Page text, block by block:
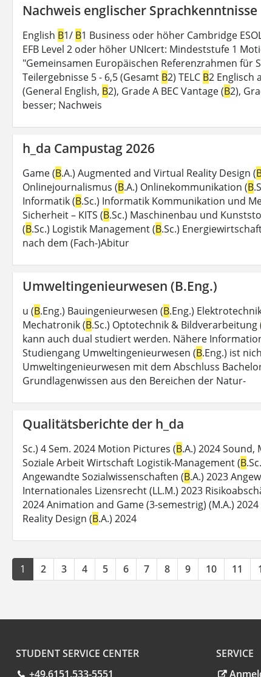
Nachweis englischer Sprachkenntnisse
English B1/ B1 Business oder höher Cambridge
EFB Level 2 oder höher UNIcert: Mindeststufe 1
"Gemeinsamen Europäischen Referenzrahmen für
Teilergebnisse 5 - 6,5 (Gesamt B2) TELC B2 Englisch
(General English, B2), Grade A BEC Vantage (B2),
besser; Nachweis
h_da Campustag 2026
Game (B.A.) Augmented and Virtual Reality Design (
Onlinejournalismus (B.A.) Onlinekommunikation (B
Informatik (B.Sc.) Informatik Kommunikation und
Sicherheit – KITS (B.Sc.) Maschinenbau und
(B.Sc.) Logistik Management (B.Sc.)
nach dem (Fach-)Abitur
Umweltingenieurwesen (B.Eng.)
u (B.Eng.) Bauingenieurwesen (B.Eng.)
Mechatronik (B.Sc.) Optotechnik & Bildverarbeitung
kann auch dual studiert werden. Nähere
Studiengang Umweltingenieurwesen (B.Eng.) ist
Umweltingenieurwesen mit dem Abschluss
Grundlagenwissen aus den Bereichen der Natur-
Qualitätsberichte der h_da
Sc.) 4 Sem. 2024 Motion Pictures (B.A.) 2024
Soziale Arbeit Wirtschaft Logistik-Management (B
Angewandte Sozialwissenschaften (B.A.) 2023
Internationales Lizensrecht (LL.M.) 2023
2024 Animation and Game (3-semestrig) (M.A.)
Reality Design (B.A.) 2024
1 2 3 4 5 6 7 8 9 10 11
STUDENT SERVICE CENTER
+49.6151.533-5551
SERVICE